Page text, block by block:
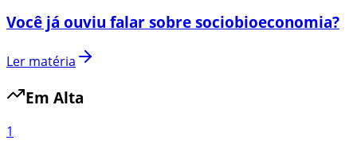
Você já ouviu falar sobre sociobioeconomia?
Ler matéria
Em Alta
1